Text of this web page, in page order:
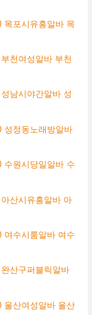
목포시유흥알바 목
천여성알바 부천
남시야간알바 성
성정동노래방알바
수원시당일알바 수
산시유흥알바 아
여수시룸알바 여수
산구퍼블릭알바
울산여성알바 울산